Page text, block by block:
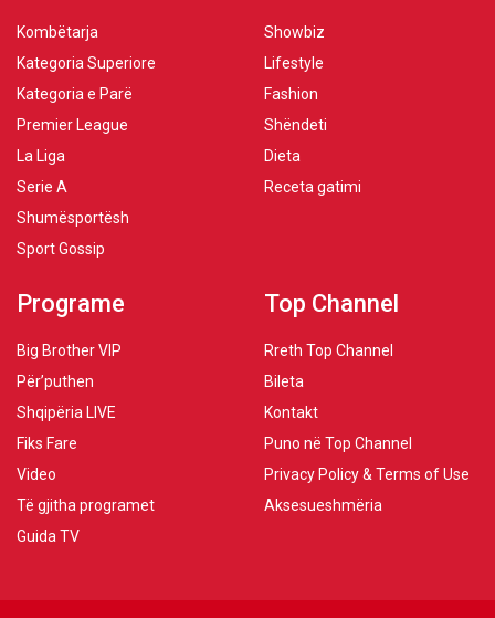
Kombëtarja
Kategoria Superiore
Kategoria e Parë
Premier League
La Liga
Serie A
Shumësportësh
Sport Gossip
Showbiz
Lifestyle
Fashion
Shëndeti
Dieta
Receta gatimi
Programe
Big Brother VIP
Për’puthen
Shqipëria LIVE
Fiks Fare
Video
Të gjitha programet
Guida TV
Top Channel
Rreth Top Channel
Bileta
Kontakt
Puno në Top Channel
Privacy Policy & Terms of Use
Aksesueshmëria